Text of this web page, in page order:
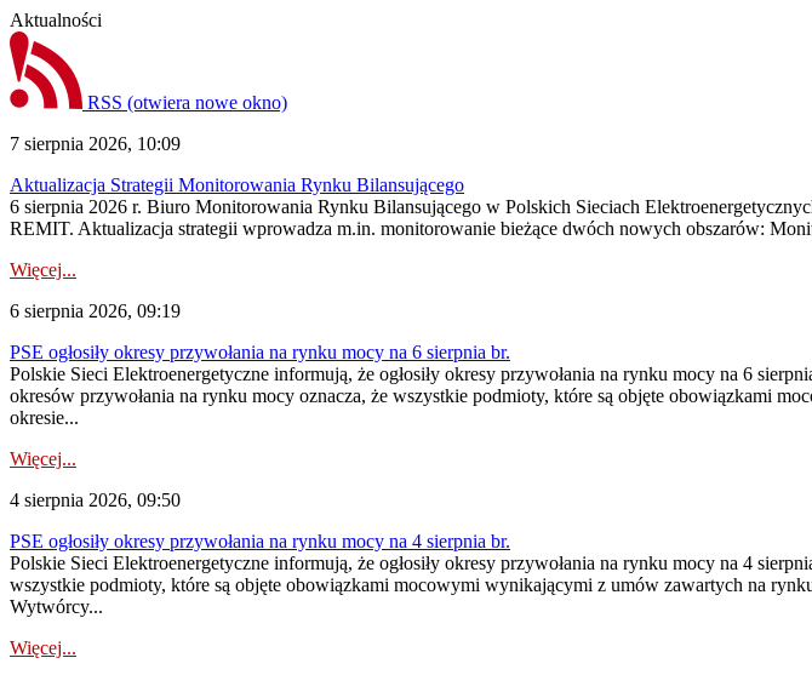
Aktualności
RSS (otwiera nowe okno)
7 sierpnia 2026, 10:09
Aktualizacja Strategii Monitorowania Rynku Bilansującego
6 sierpnia 2026 r. Biuro Monitorowania Rynku Bilansującego w Polskich Sieciach
REMIT. Aktualizacja strategii wprowadza m.in. monitorowanie bieżące dwóch nowych obszarów:
Więcej...
6 sierpnia 2026, 09:19
PSE ogłosiły okresy przywołania na rynku mocy na 6 sierpnia br.
Polskie Sieci Elektroenergetyczne informują, że ogłosiły okresy przywołania na rynku mocy na 6
okresów przywołania na rynku mocy oznacza, że wszystkie podmioty, które są objęte obowiązkami
okresie...
Więcej...
4 sierpnia 2026, 09:50
PSE ogłosiły okresy przywołania na rynku mocy na 4 sierpnia br.
Polskie Sieci Elektroenergetyczne informują, że ogłosiły okresy przywołania na rynku mocy na 4
wszystkie podmioty, które są objęte obowiązkami mocowymi wynikającymi z umów zawartych na
Wytwórcy...
Więcej...